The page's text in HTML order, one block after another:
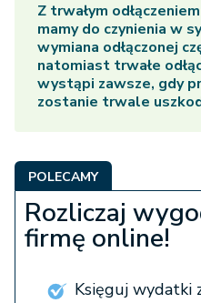
Z trwałym
mamy do czynienia w
wymiana odłączonej
natomiast trwałe
wystąpi zawsze, gdy
zostanie trwale
POLECAMY
Rozliczaj
firmę online!
Księguj wydatki